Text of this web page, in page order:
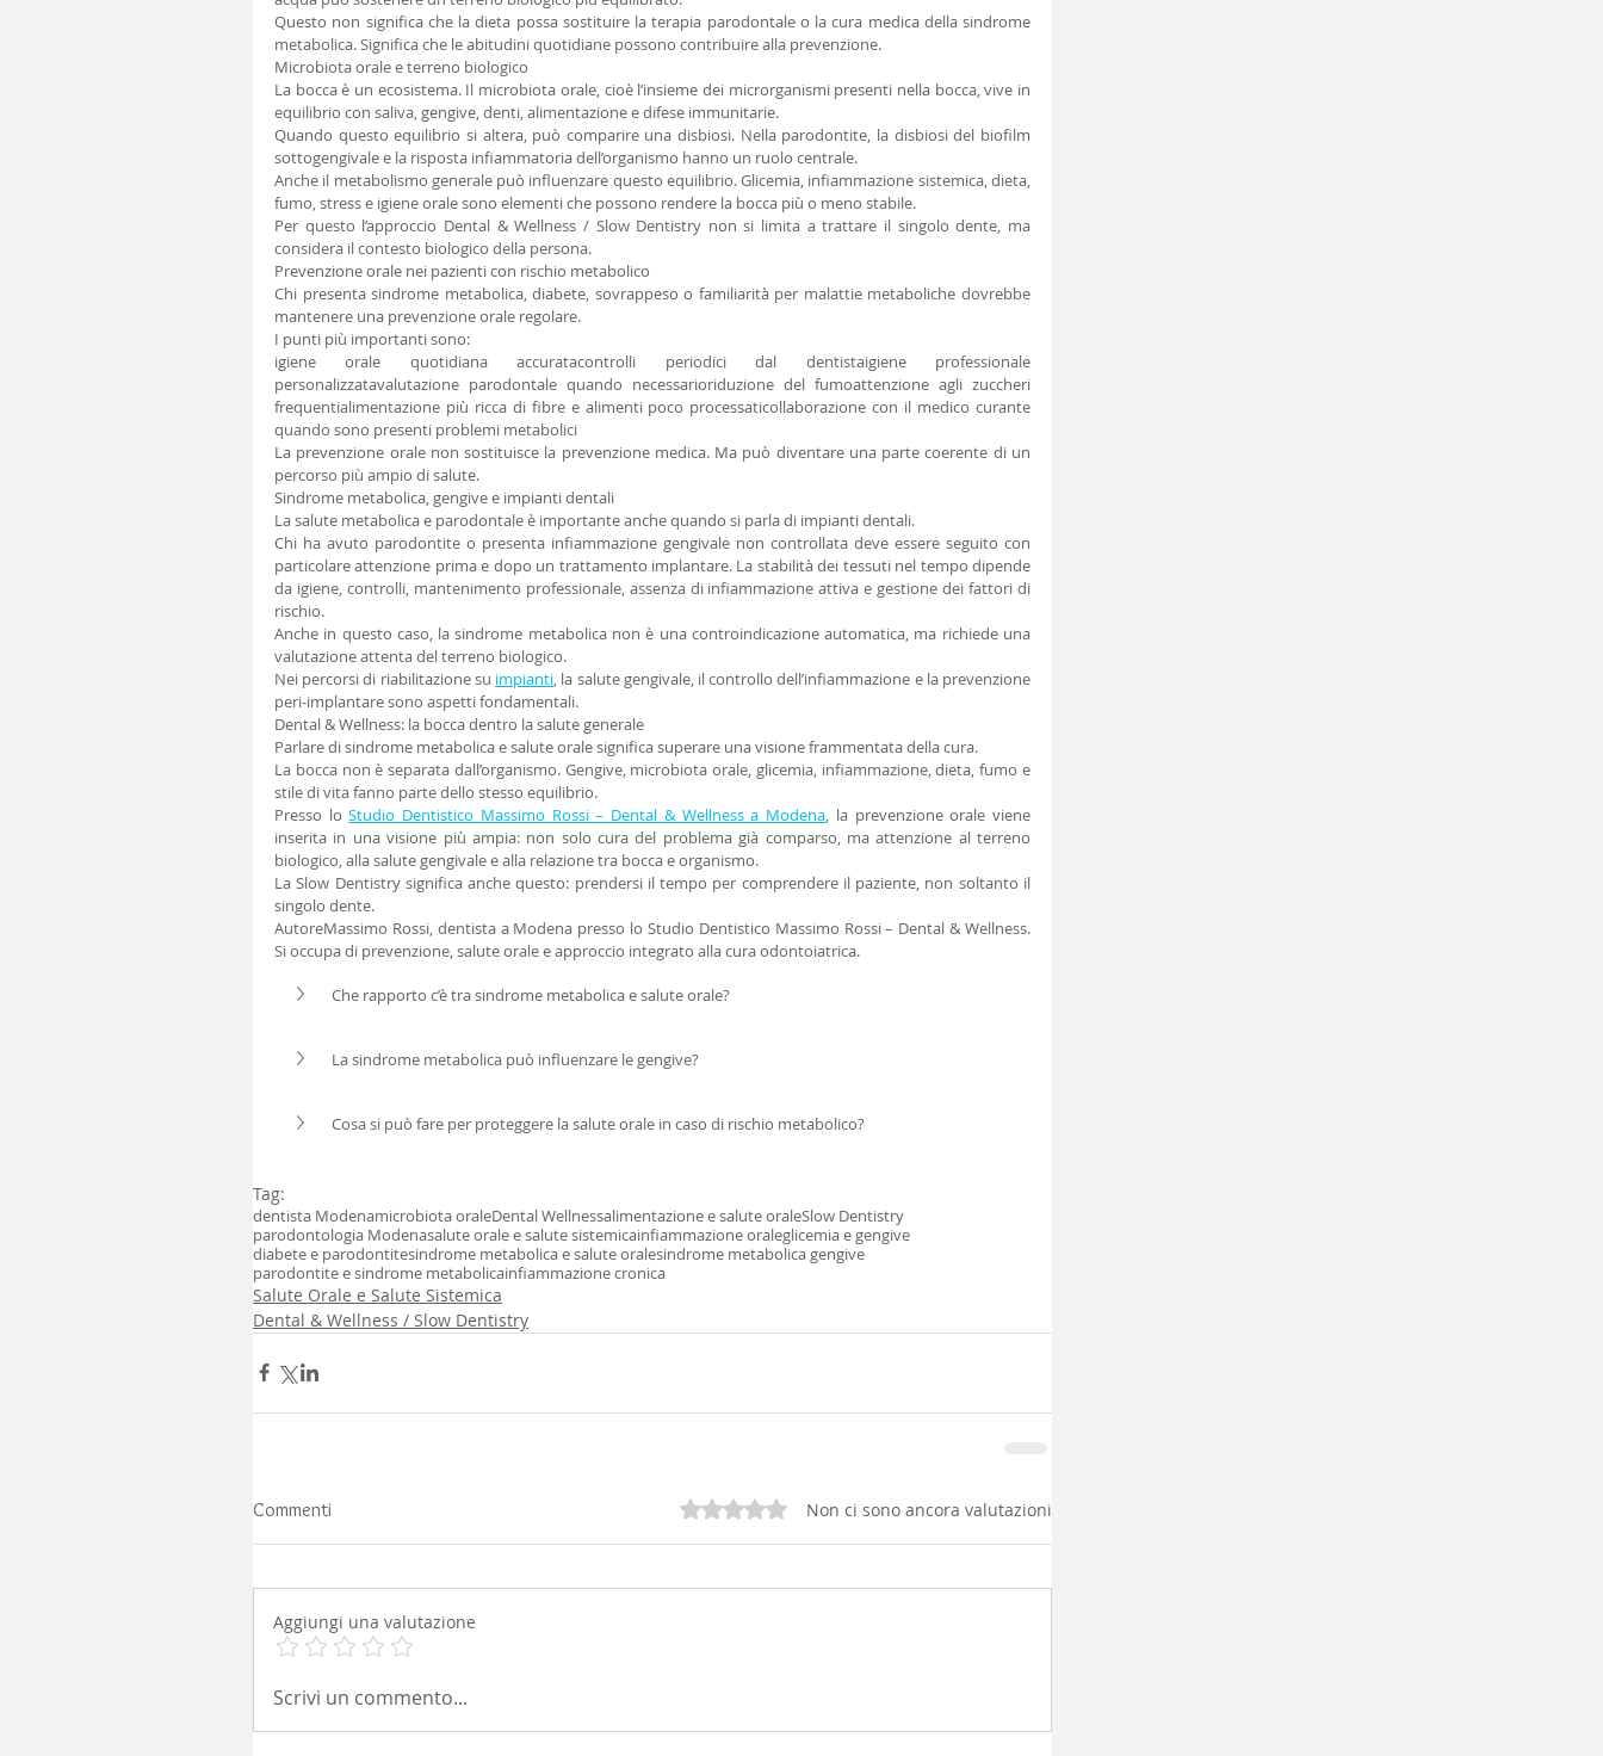
Questo non significa che la dieta possa sostituire la terapia parodontale o la cura medica della sindrome
metabolica. Significa che le abitudini quotidiane possono contribuire alla prevenzione.
Microbiota orale e terreno biologico
La bocca è un ecosistema. Il microbiota orale, cioè l’insieme dei microrganismi presenti nella bocca, vive in
equilibrio con saliva, gengive, denti, alimentazione e difese immunitarie.
Quando questo equilibrio si altera, può comparire una disbiosi. Nella parodontite, la disbiosi del biofilm
sottogengivale e la risposta infiammatoria dell’organismo hanno un ruolo centrale.
Anche il metabolismo generale può influenzare questo equilibrio. Glicemia, infiammazione sistemica, dieta,
fumo, stress e igiene orale sono elementi che possono rendere la bocca più o meno stabile.
Per questo l’approccio Dental & Wellness / Slow Dentistry non si limita a trattare il singolo dente, ma
considera il contesto biologico della persona.
Prevenzione orale nei pazienti con rischio metabolico
Chi presenta sindrome metabolica, diabete, sovrappeso o familiarità per malattie metaboliche dovrebbe
mantenere una prevenzione orale regolare.
I punti più importanti sono:
igiene orale quotidiana accuratacontrolli periodici dal dentistaigiene professionale
personalizzatavalutazione parodontale quando necessarioriduzione del fumoattenzione agli zuccheri
frequentialimentazione più ricca di fibre e alimenti poco processaticollaborazione con il medico curante
quando sono presenti problemi metabolici
La prevenzione orale non sostituisce la prevenzione medica. Ma può diventare una parte coerente di un
percorso più ampio di salute.
Sindrome metabolica, gengive e impianti dentali
La salute metabolica e parodontale è importante anche quando si parla di impianti dentali.
Chi ha avuto parodontite o presenta infiammazione gengivale non controllata deve essere seguito con
particolare attenzione prima e dopo un trattamento implantare. La stabilità dei tessuti nel tempo dipende
da igiene, controlli, mantenimento professionale, assenza di infiammazione attiva e gestione dei fattori di
rischio.
Anche in questo caso, la sindrome metabolica non è una controindicazione automatica, ma richiede una
valutazione attenta del terreno biologico.
Nei percorsi di riabilitazione su impianti, la salute gengivale, il controllo dell’infiammazione e la prevenzione
peri-implantare sono aspetti fondamentali.
Dental & Wellness: la bocca dentro la salute generale
Parlare di sindrome metabolica e salute orale significa superare una visione frammentata della cura.
La bocca non è separata dall’organismo. Gengive, microbiota orale, glicemia, infiammazione, dieta, fumo e
stile di vita fanno parte dello stesso equilibrio.
Presso lo Studio Dentistico Massimo Rossi – Dental & Wellness a Modena, la prevenzione orale viene
inserita in una visione più ampia: non solo cura del problema già comparso, ma attenzione al terreno
biologico, alla salute gengivale e alla relazione tra bocca e organismo.
La Slow Dentistry significa anche questo: prendersi il tempo per comprendere il paziente, non soltanto il
singolo dente.
AutoreMassimo Rossi, dentista a Modena presso lo Studio Dentistico Massimo Rossi – Dental & Wellness.
Si occupa di prevenzione, salute orale e approccio integrato alla cura odontoiatrica.
Che rapporto c’è tra sindrome metabolica e salute orale?
La sindrome metabolica può influenzare le gengive?
Cosa si può fare per proteggere la salute orale in caso di rischio metabolico?
Tag:
dentista Modenamicrobiota oraleDental Wellnessalimentazione e salute oraleSlow Dentistry
parodontologia Modenasalute orale e salute sistemicainfiammazione oraleglicemia e gengive
diabete e parodontitesindrome metabolica e salute oralesindrome metabolica gengive
parodontite e sindrome metabolicainfiammazione cronica
Salute Orale e Salute Sistemica
Dental & Wellness / Slow Dentistry
Commenti Valutazione 0 stelle su 5.Non ci sono ancora valutazioni
Aggiungi una valutazione
Scrivi un commento...